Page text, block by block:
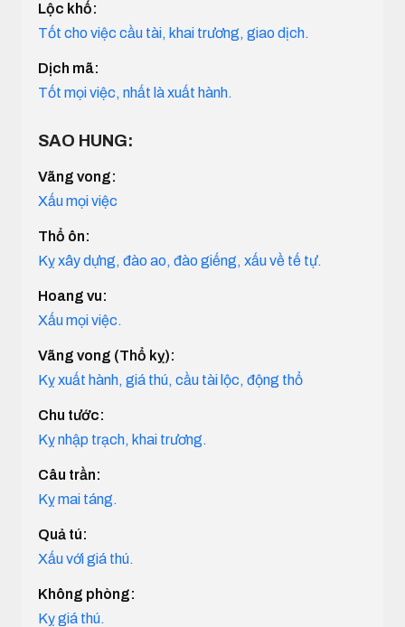
Lộc khố:
Tốt cho việc cầu tài, khai trương, giao dịch.
Dịch mã:
Tốt mọi việc, nhất là xuất hành.
SAO HUNG:
Vãng vong:
Xấu mọi việc
Thổ ôn:
Kỵ xây dựng, đào ao, đào giếng, xấu về tế tự.
Hoang vu:
Xấu mọi việc.
Vãng vong (Thổ kỵ):
Kỵ xuất hành, giá thú, cầu tài lộc, động thổ
Chu tước:
Kỵ nhập trạch, khai trương.
Câu trần:
Kỵ mai táng.
Quả tú:
Xấu với giá thú.
Không phòng:
Kỵ giá thú.